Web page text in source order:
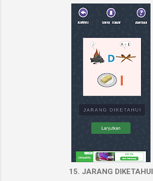
15. JARANG DIKETAHUI